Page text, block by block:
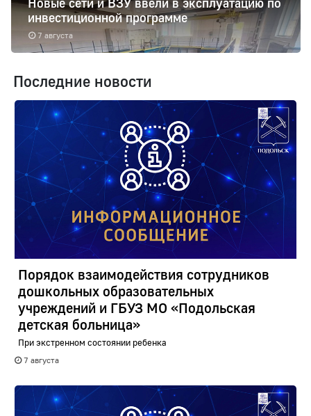
7 августа
инвестиционной программе
Последние новости
Порядок взаимодействия сотрудников
дошкольных образовательных
учреждений и ГБУЗ МО «Подольская
детская больница»
При экстренном состоянии ребенка
7 августа